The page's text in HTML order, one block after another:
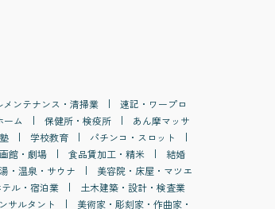
メンテナンス・清掃業
速記・ワープロ
ーム 保健所・検疫所
あん摩マッサ
学校教育
パチンコ・スロット
館・劇場 食品賃加工・精米
結婚
・温泉・サウナ
美容院・床屋・マツエ
ル・宿泊業
土木建築・設計・検査業
サルタント
美術家・彫刻家・作曲家・